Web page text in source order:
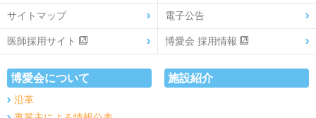
サイトマップ 電子公告
医師採用サイト 博愛会 採用情報
博愛会について
沿革
施設紹介